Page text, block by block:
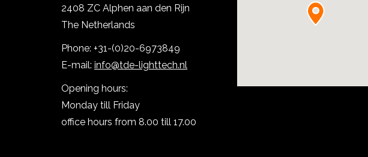
2408 ZC Alphen aan den Rijn
The Netherlands
Phone: +31-(0)20-6973849
E-mail: info@tde-lighttech.nl
Opening hours:
Monday till Friday
office hours from 8.00 till 17.00